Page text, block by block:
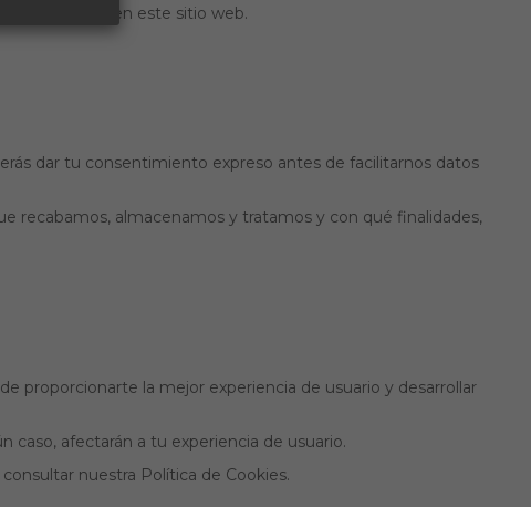
los usuarios en este sitio web.
dar tu consentimiento expreso antes de facilitarnos datos
recabamos, almacenamos y tratamos y con qué finalidades,
proporcionarte la mejor experiencia de usuario y desarrollar
caso, afectarán a tu experiencia de usuario.
nuestra Política de Cookies.